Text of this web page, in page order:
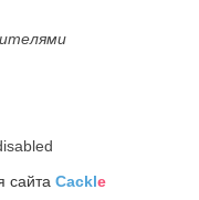
сайта Cackle